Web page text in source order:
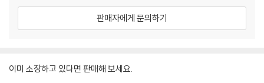
판매자에게 문의하기
이미 소장하고 있다면 판매해 보세요.